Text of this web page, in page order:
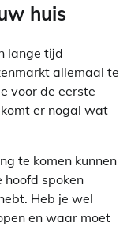
huis
lange tijd
allemaal te
voor de eerste
er nogal wat
te komen kunnen
spoken
Heb je wel
en waar moet